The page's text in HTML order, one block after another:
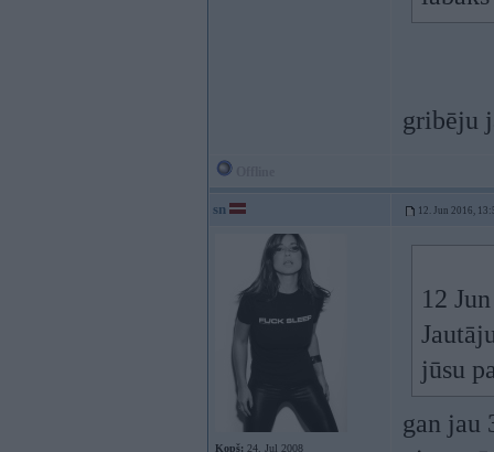
gribēju
sn 12. Jun 2016,
Kopš: 24. Jul 2008
12
jūsu
gan jau